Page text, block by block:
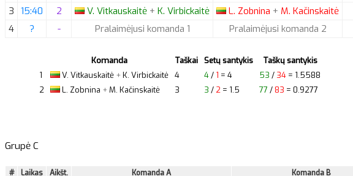
3 15:40 2 V. Vitkauskaitė + K. Virbickaitė L. Zobnina + M. Kačinskaitė
4
? - Pralaimėjusi komanda 1 Pralaimėjusi komanda 2
Komanda Taškai Setų santykis
Taškų santykis
1
V. Vitkauskaitė +K. Virbickaitė 4 4/ 1 = 4 53 / 34 = 1.5588
2
L. Zobnina +M. Kačinskaitė 3 3 / 2 = 1.5 77 /83 = 0.9277
Grupė C
# Laikas Aikšt. Komanda A Komanda B